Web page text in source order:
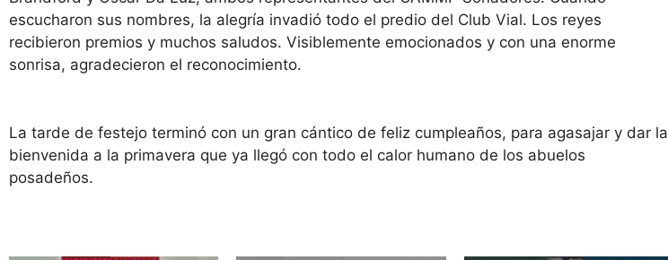
escucharon sus nombres, la alegría invadió todo el predio del Club Vial. Los reyes
recibieron premios y muchos saludos. Visiblemente emocionados y con una enorme
sonrisa, agradecieron el reconocimiento.
La tarde de festejo terminó con un gran cántico de feliz cumpleaños, para agasajar y dar la
bienvenida a la primavera que ya llegó con todo el calor humano de los abuelos
posadeños.